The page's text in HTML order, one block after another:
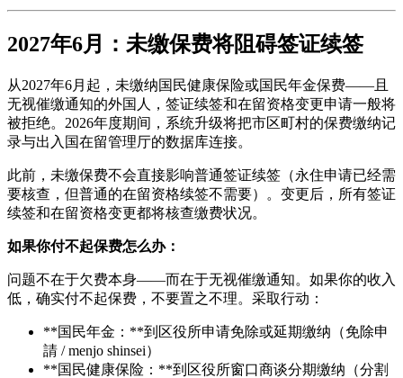
2027年6月：未缴保费将阻碍签证续签
从2027年6月起，未缴纳国民健康保险或国民年金保费——且
无视催缴通知的外国人，签证续签和在留资格变更申请一般将
被拒绝。2026年度期间，系统升级将把市区町村的保费缴纳记
录与出入国在留管理厅的数据库连接。
此前，未缴保费不会直接影响普通签证续签（永住申请已经需
要核查，但普通的在留资格续签不需要）。变更后，所有签证
续签和在留资格变更都将核查缴费状况。
如果你付不起保费怎么办：
问题不在于欠费本身——而在于无视催缴通知。如果你的收入
低，确实付不起保费，不要置之不理。采取行动：
**国民年金：**到区役所申请免除或延期缴纳（免除申
請 / menjo shinsei）
**国民健康保险：**到区役所窗口商谈分期缴纳（分割